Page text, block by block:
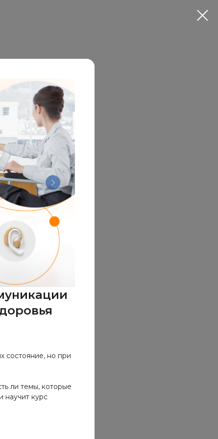
состояние, но при
ли темы, которые
научит курс